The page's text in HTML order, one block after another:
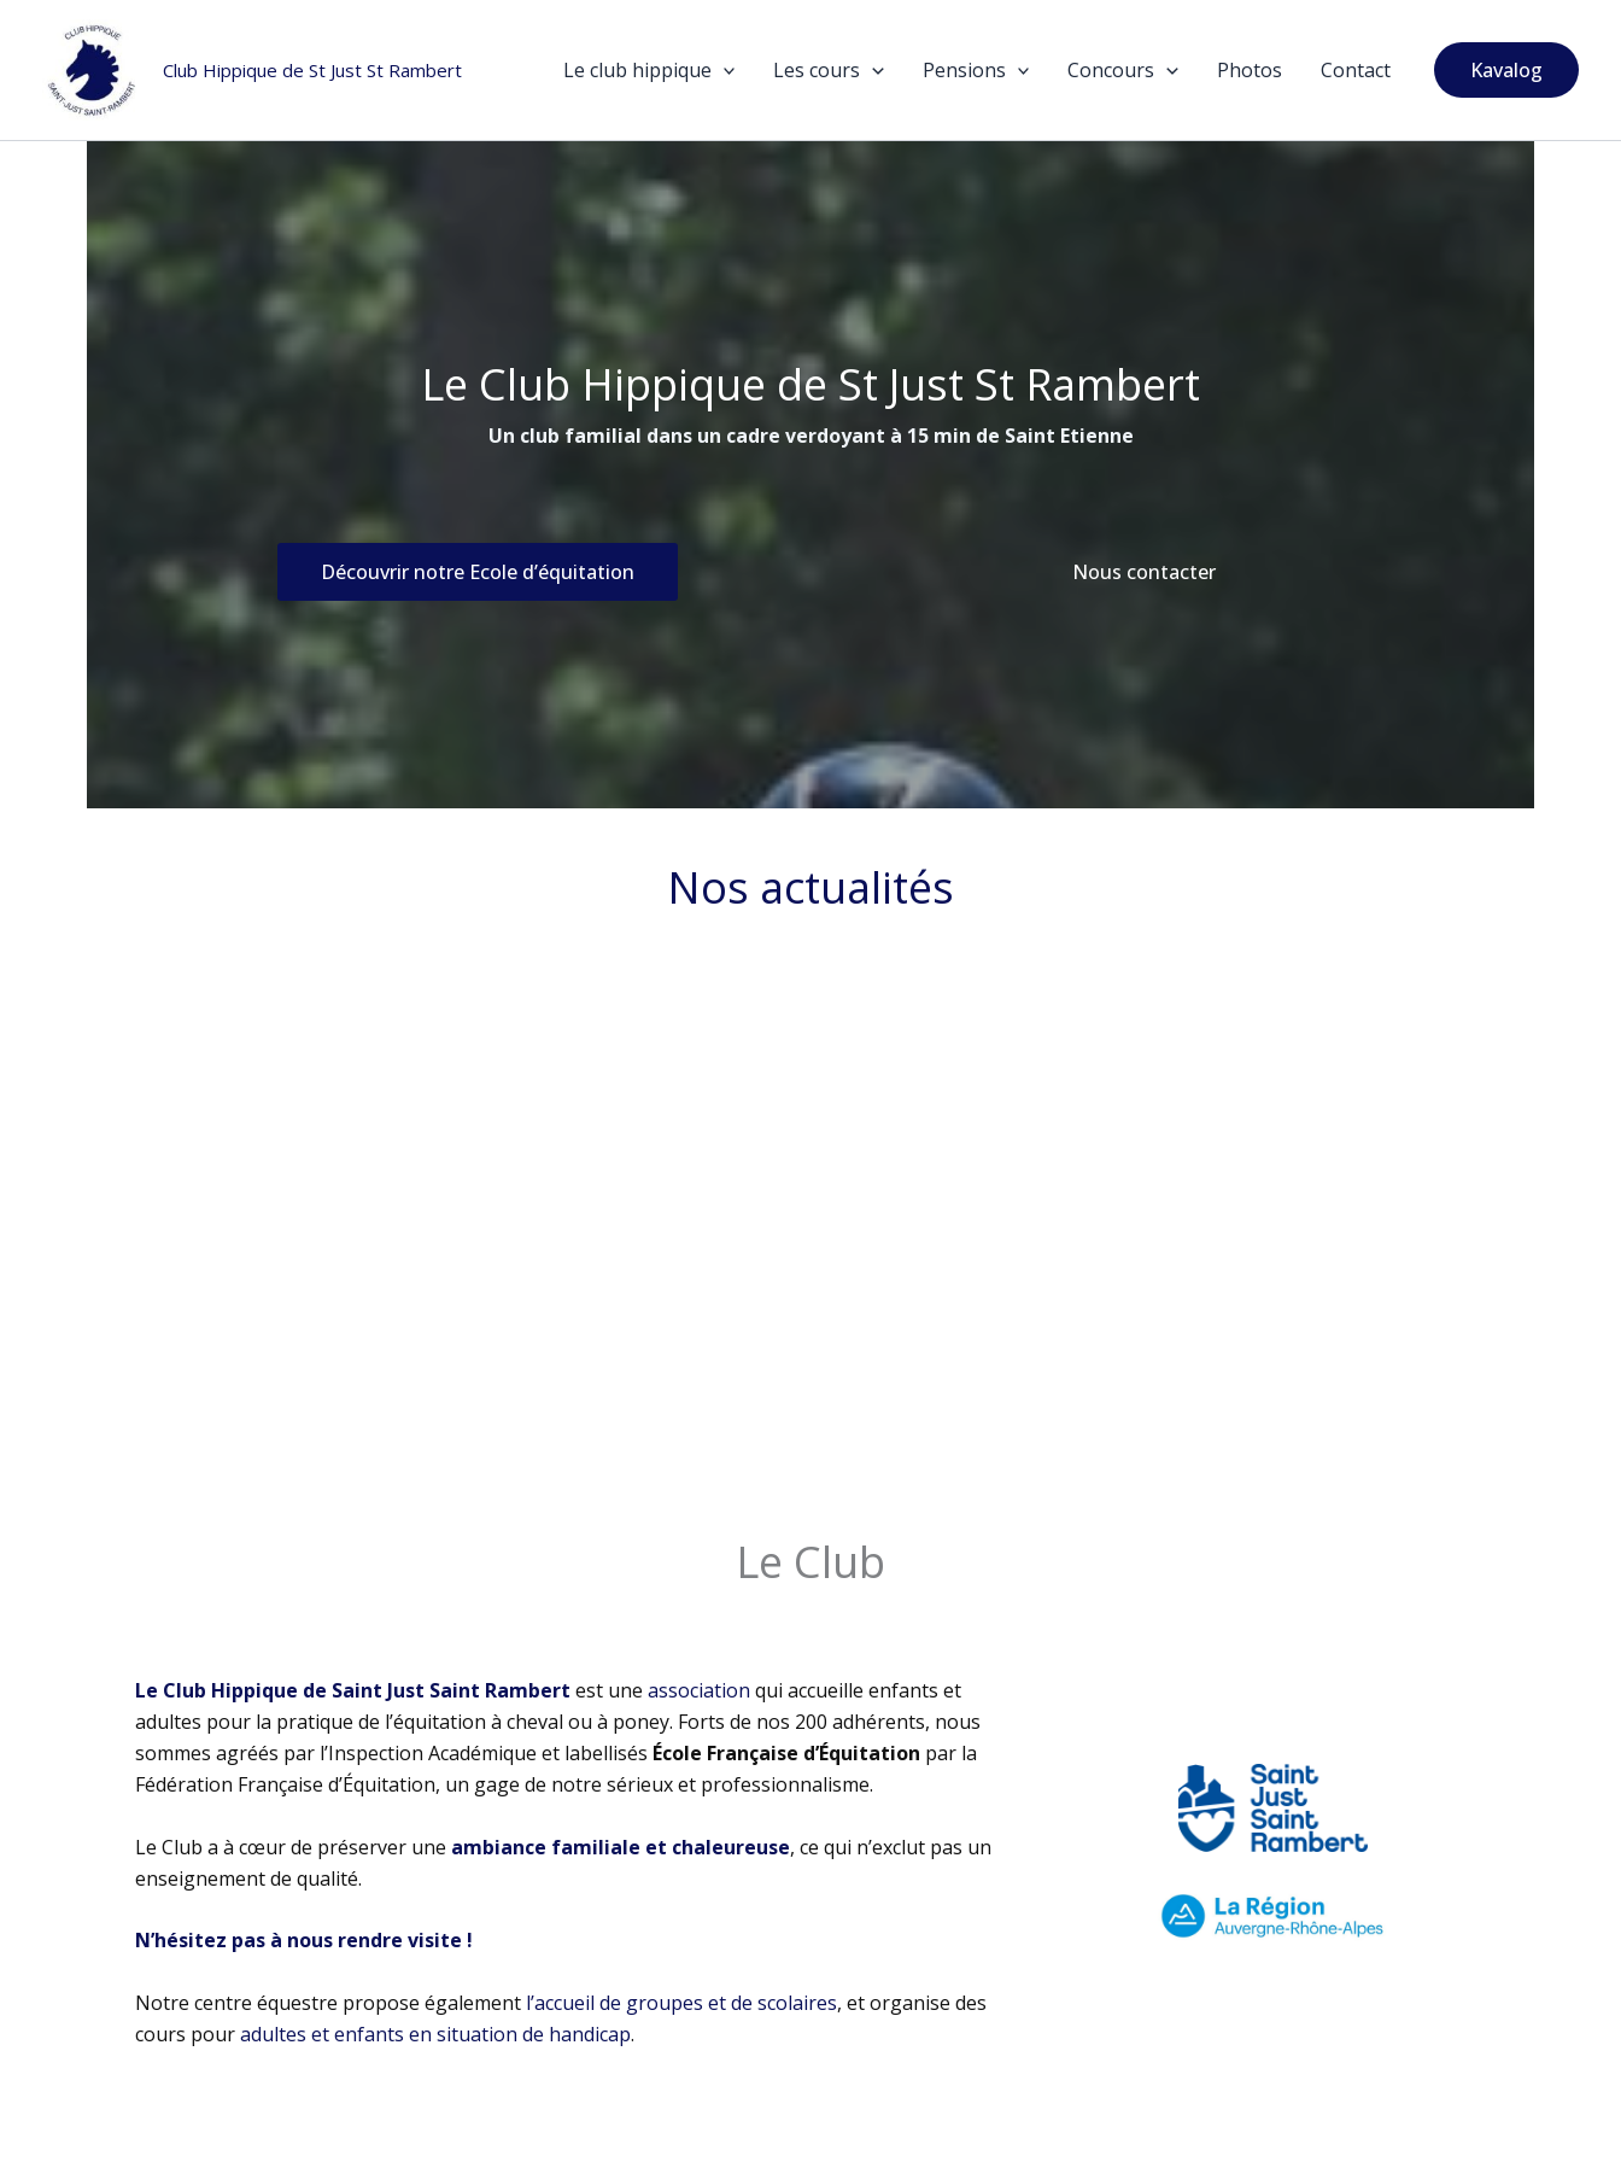
contenu
Club Hippique de St Just St Rambert Le club hippique Les cours Pensions Concours Photos Contact Kavalog
Le Club Hippique de St Just St Rambert
Un club familial dans un cadre verdoyant à 15 min de Saint Etienne
Découvrir notre Ecole d’équitation Nous contacter
Nos actualités
Le Club
Le Club Hippique de Saint Just Saint Rambert est une association qui accueille enfants et
adultes pour la pratique de l’équitation à cheval ou à poney. Forts de nos 200 adhérents, nous
sommes agréés par l’Inspection Académique et labellisés École Française d’Équitation par la
Fédération Française d’Équitation, un gage de notre sérieux et professionnalisme.
Le Club a à cœur de préserver une ambiance familiale et chaleureuse, ce qui n’exclut pas un
enseignement de qualité.
N’hésitez pas à nous rendre visite !
Notre centre équestre propose également l’accueil de groupes et de scolaires, et organise des
cours pouradultes et enfants en situation de handicap.